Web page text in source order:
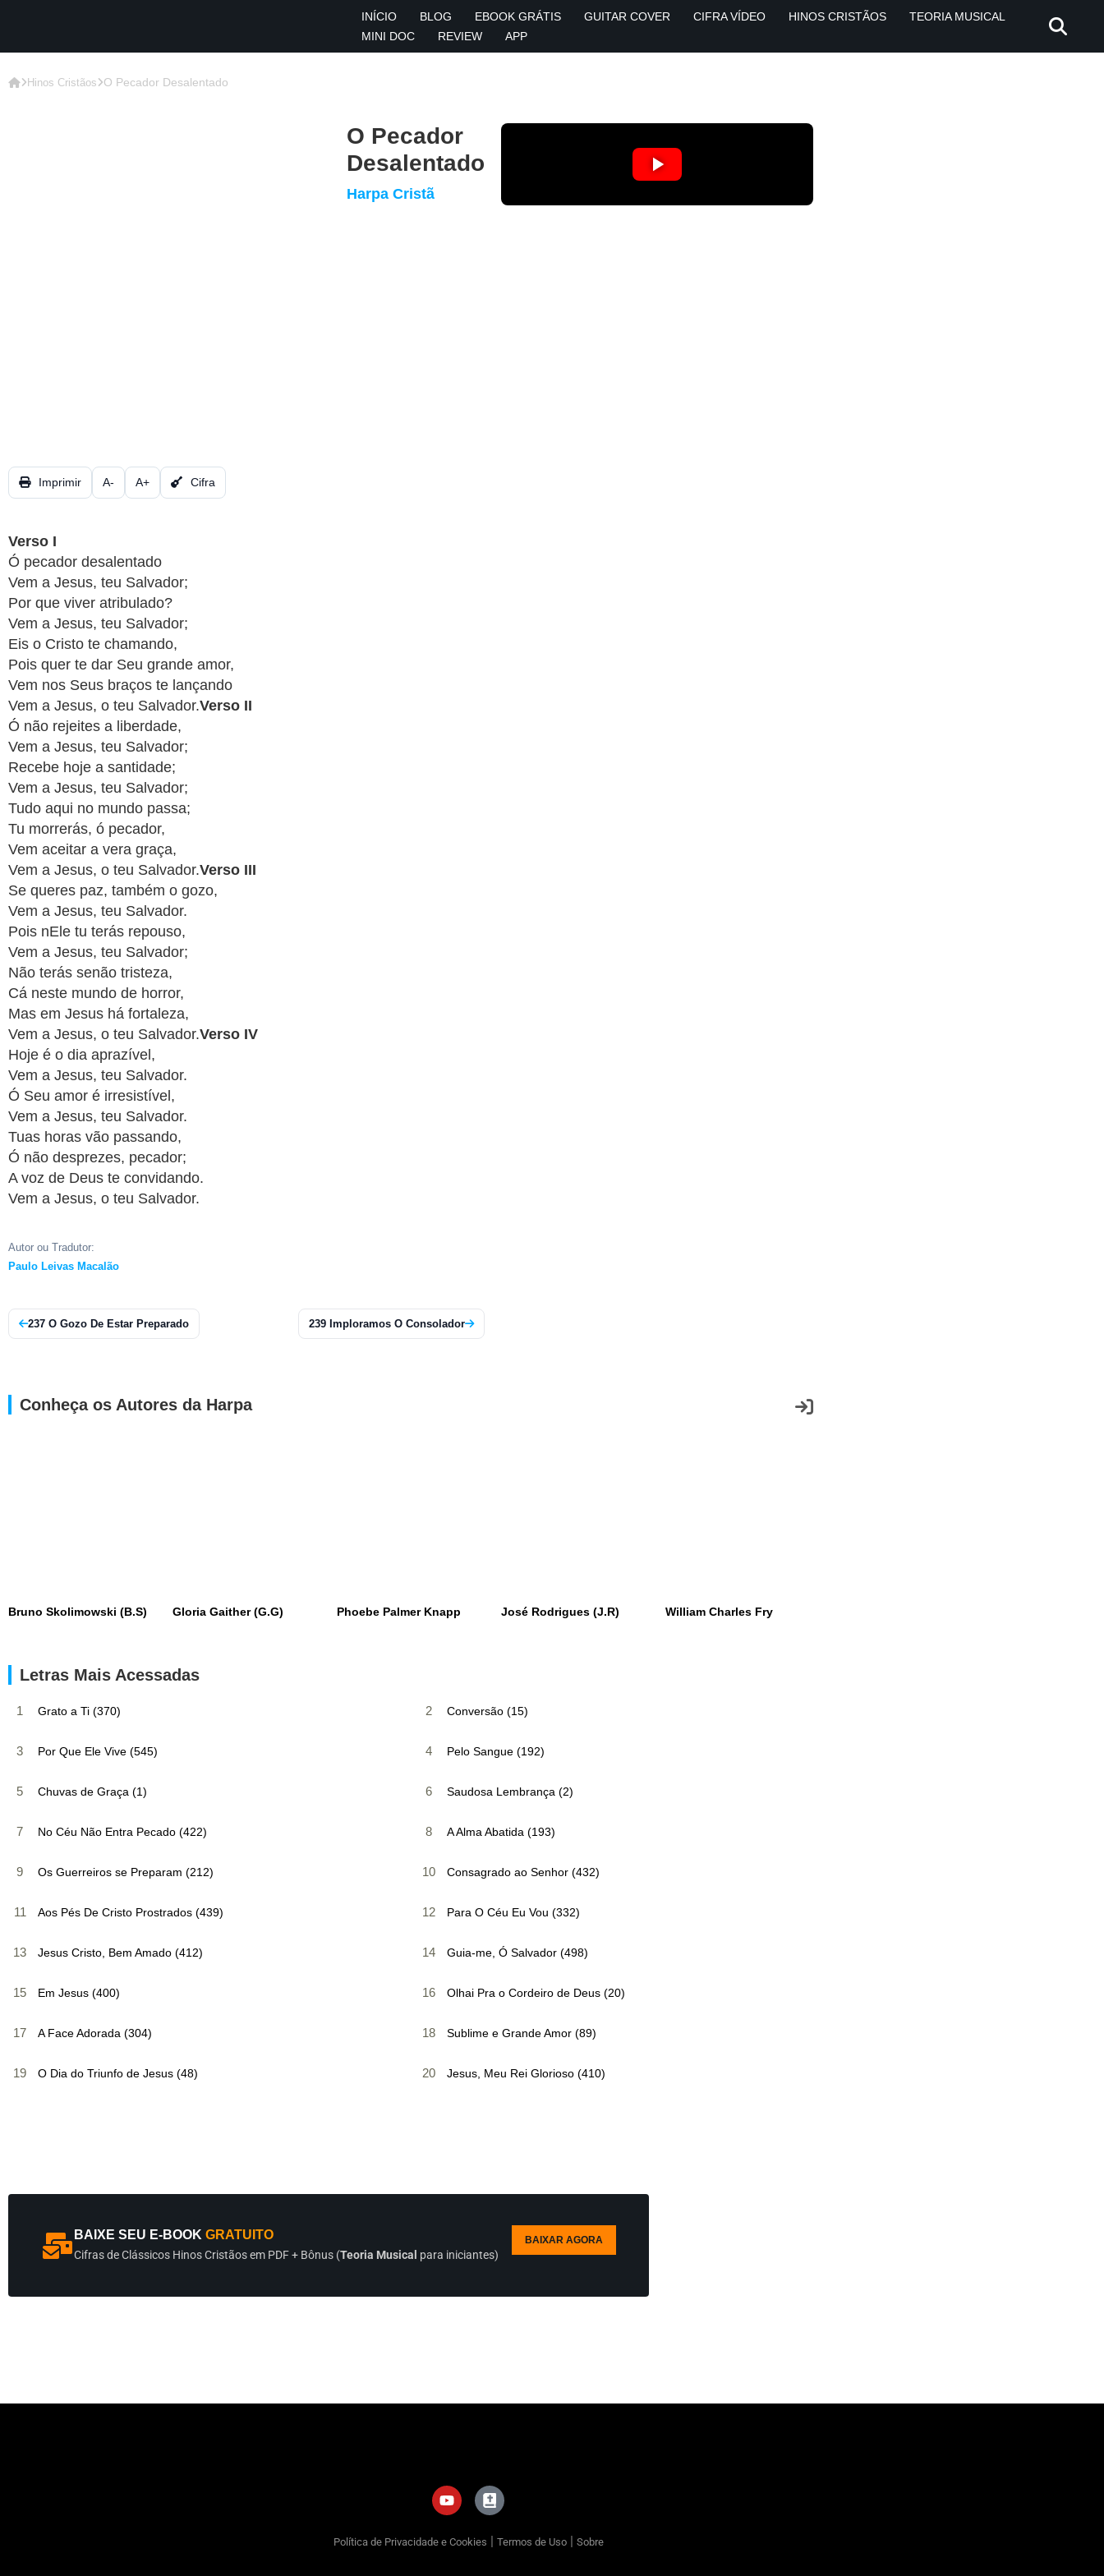
INÍCIO BLOG EBOOK GRÁTIS GUITAR COVER CIFRA VÍDEO HINOS CRISTÃOS
TEORIA MUSICAL
MINI DOC
REVIEW APP
MINI
DOC
REVIEW
PLAYBACK
AUTORES
DA
HARPA
LISTAS
APP
WINDOWS
Hinos Cristãos O Pecador Desalentado
O Pecador
Desalentado
Harpa Cristã
Imprimir A- A+ Cifra
Verso I
Ó pecador desalentado
Vem a Jesus, teu Salvador;
Por que viver atribulado?
Vem a Jesus, teu Salvador;
Eis o Cristo te chamando,
Pois quer te dar Seu grande amor,
Vem nos Seus braços te lançando
Vem a Jesus, o teu Salvador.Verso II
Ó não rejeites a liberdade,
Vem a Jesus, teu Salvador;
Recebe hoje a santidade;
Vem a Jesus, teu Salvador;
Tudo aqui no mundo passa;
Tu morrerás, ó pecador,
Vem aceitar a vera graça,
Vem a Jesus, o teu Salvador.Verso III
Se queres paz, também o gozo,
Vem a Jesus, teu Salvador.
Pois nEle tu terás repouso,
Vem a Jesus, teu Salvador;
Não terás senão tristeza,
Cá neste mundo de horror,
Mas em Jesus há fortaleza,
Vem a Jesus, o teu Salvador.Verso IV
Hoje é o dia aprazível,
Vem a Jesus, teu Salvador.
Ó Seu amor é irresistível,
Vem a Jesus, teu Salvador.
Tuas horas vão passando,
Ó não desprezes, pecador;
A voz de Deus te convidando.
Vem a Jesus, o teu Salvador.
Autor ou Tradutor:
Paulo Leivas Macalão
237 O Gozo De Estar Preparado 239 Imploramos O Consolador
Conheça os Autores da Harpa
Bruno Skolimowski (B.S) Gloria Gaither (G.G) Phoebe Palmer Knapp José Rodrigues (J.R) William Charles Fry
Letras Mais Acessadas
1 Grato a Ti (370) 2 Conversão (15)
3 Por Que Ele Vive (545) 4 Pelo Sangue (192)
5 Chuvas de Graça (1) 6 Saudosa Lembrança (2)
7 No Céu Não Entra Pecado (422) 8 A Alma Abatida (193)
9 Os Guerreiros se Preparam (212) 10 Consagrado ao Senhor (432)
11 Aos Pés De Cristo Prostrados (439) 12 Para O Céu Eu Vou (332)
13 Jesus Cristo, Bem Amado (412) 14 Guia-me, Ó Salvador (498)
15 Em Jesus (400) 16 Olhai Pra o Cordeiro de Deus (20)
17 A Face Adorada (304) 18 Sublime e Grande Amor (89)
19 O Dia do Triunfo de Jesus (48) 20 Jesus, Meu Rei Glorioso (410)
BAIXE SEU E-BOOK GRATUITO
Cifras de Clássicos Hinos Cristãos em PDF + Bônus (Teoria Musical para iniciantes)
BAIXAR AGORA
Política de Privacidade e Cookies | Termos de Uso| Sobre